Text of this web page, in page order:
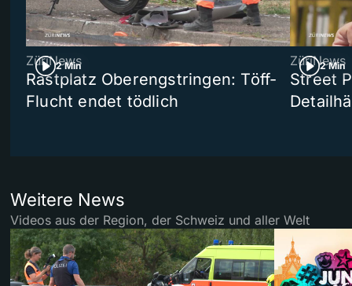
2 Min
ZüriNews
Rastplatz Oberengstringen: Töff-
Flucht endet tödlich
2 Min
ZüriNews
Street
Weitere News
Videos aus der Region, der Schweiz und aller Welt